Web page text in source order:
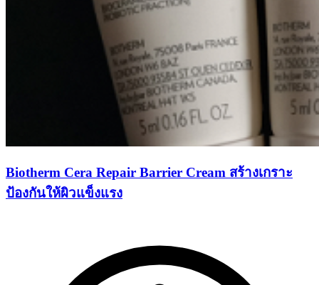
Biotherm Cera Repair Barrier Cream สร้างเกราะ
ป้องกันให้ผิวแข็งแรง